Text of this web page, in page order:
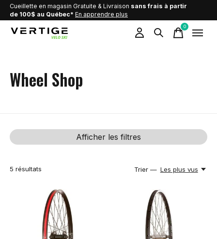
Cueillette en magasin Gratuite & Livraison sans frais à partir
de 100$ au Québec* En apprendre plus
0items
Wheel Shop
Afficher les filtres
5 résultats Trier — Les plus vus